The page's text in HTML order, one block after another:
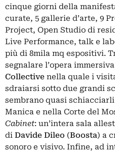
cinque giorni della
curate, 5 gallerie d’arte, 9
Project, Open Studio di
Live Performance, talk e
più di 8mila mq espositivi.
segnalare l’opera
Collective nella quale i
sdraiarsi sotto due grandi
sembrano quasi schiacciarli
Manica e nella Corte del
Cabinet: un’intera sala
di Davide Dileo (Boosta) a
sonoro e visivo. Infine, ad